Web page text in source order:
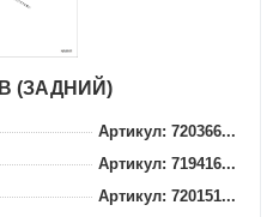
(ЗАДНИЙ)
Артикул: 720366...
Артикул: 719416...
Артикул: 720151...